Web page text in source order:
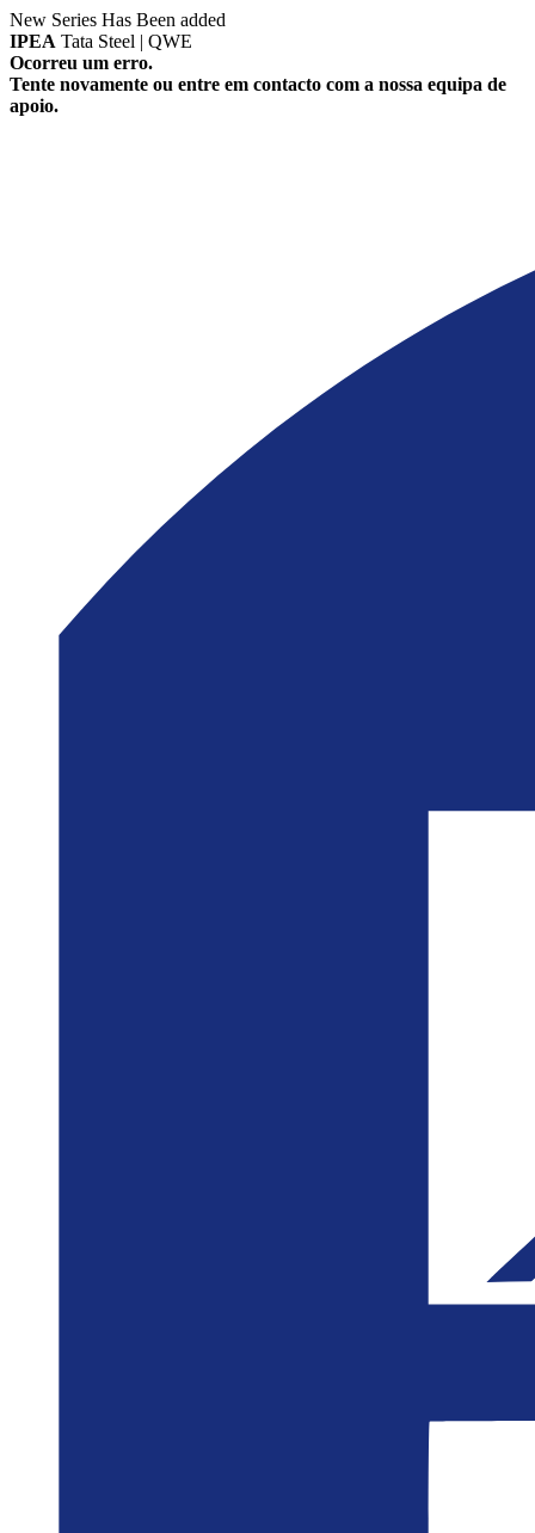
New Series Has Been added
IPEA Tata Steel | QWE
Ocorreu um erro.
Tente novamente ou entre em contacto com a nossa equipa de
apoio.